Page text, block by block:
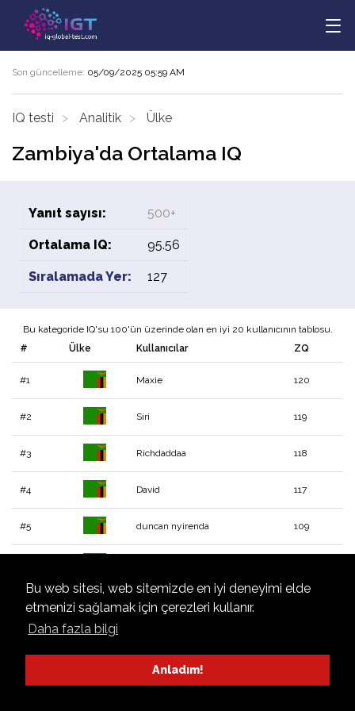
Bu web sitesi, web sitemizde en iyi deneyimi elde
etmenizi sağlamak için çerezleri kullanır.
Daha fazla bilgi
Anladım!
Son güncelleme: 05/09/2025 05:59 AM
IQ testi Analitik Ülke
Zambiya'da Ortalama IQ
Yanıt sayısı: 500+
Ortalama IQ: 95.56
Sıralamada Yer: 127
Bu kategoride IQ'su 100'ün üzerinde olan en iyi 20 kullanıcının tablosu.
#
Ülke Kullanıcılar ZQ
#1 Maxie 120
#2 Siri 119
#3 Richdaddaa 118
#4 David 117
#5 duncan nyirenda 109